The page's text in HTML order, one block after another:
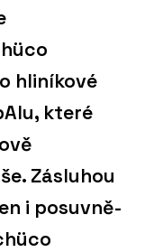
hliníkové
které
Zásluhou
i posuvně-